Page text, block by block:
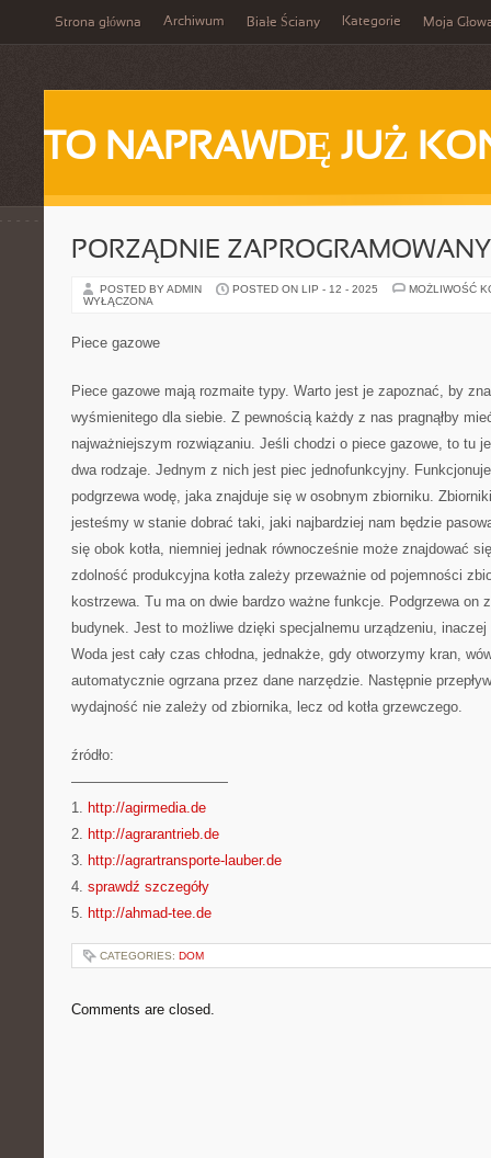
Strona główna Archiwum Białe Ściany Kategorie Moja
TO NAPRAWDĘ JUŻ
PORZĄDNIE
POSTED BY ADMIN POSTED ON LIP - 12 - 2025
MOŻLIWOŚĆ
WYŁĄCZONA
Piece gazowe
Piece gazowe mają rozmaite typy. Warto jest je zapoznać, by
wyśmienitego dla siebie. Z pewnością każdy z nas pragnąłby
najważniejszym rozwiązaniu. Jeśli chodzi o piece gazowe, to tu
dwa rodzaje. Jednym z nich jest piec jednofunkcyjny.
podgrzewa wodę, jaka znajduje się w osobnym zbiorniku.
jesteśmy w stanie dobrać taki, jaki najbardziej nam będzie
się obok kotła, niemniej jednak równocześnie może znajdować
zdolność produkcyjna kotła zależy przeważnie od pojemności
kostrzewa. Tu ma on dwie bardzo ważne funkcje. Podgrzewa on
budynek. Jest to możliwe dzięki specjalnemu urządzeniu, inaczej
Woda jest cały czas chłodna, jednakże, gdy otworzymy kran,
automatycznie ogrzana przez dane narzędzie. Następnie
wydajność nie zależy od zbiornika, lecz od kotła grzewczego.
źródło:
———————————
1. http://agirmedia.de
2. http://agrarantrieb.de
3. http://agrartransporte-lauber.de
4. sprawdź szczegóły
5. http://ahmad-tee.de
CATEGORIES: DOM
Comments are closed.